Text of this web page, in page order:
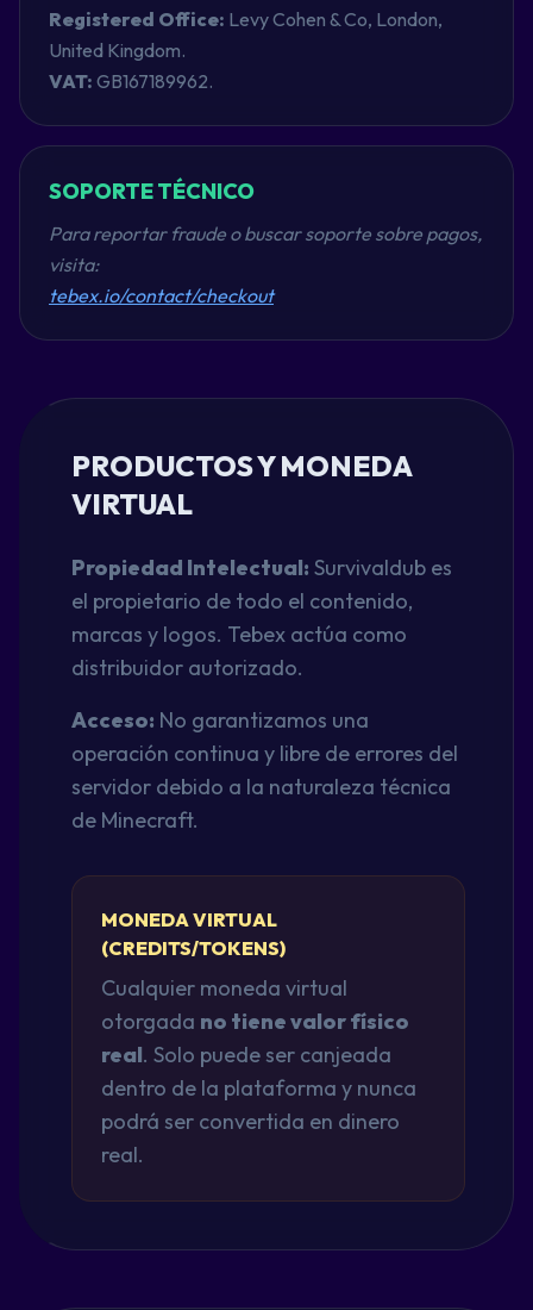
Registered Office: Levy Cohen & Co, London,
United Kingdom.
VAT: GB167189962.
SOPORTE TÉCNICO
Para reportar fraude o buscar soporte sobre pagos,
visita:
tebex.io/contact/checkout
PRODUCTOS Y MONEDA
VIRTUAL
Propiedad Intelectual: Survivaldub es
el propietario de todo el contenido,
marcas y logos. Tebex actúa como
distribuidor autorizado.
Acceso: No garantizamos una
operación continua y libre de errores del
servidor debido a la naturaleza técnica
de Minecraft.
MONEDA VIRTUAL
(CREDITS/TOKENS)
Cualquier moneda virtual
otorgada no tiene valor físico
real. Solo puede ser canjeada
dentro de la plataforma y nunca
podrá ser convertida en dinero
real.